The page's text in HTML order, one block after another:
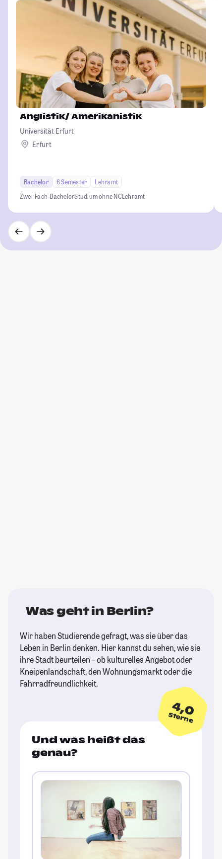
Anglistik/ Amerikanistik
Universität Erfurt
Erfurt
Bachelor 6 Semester
Lehramt
Zwei-Fach-BachelorStudium ohne NCLehramt
Was geht in Berlin?
Wir haben Studierende gefragt, was sie über das
Leben in Berlin denken. Hier kannst du sehen, wie sie
ihre Stadt beurteilen – ob kulturelles Angebot oder
Kneipenlandschaft, den Wohnungsmarkt oder die
Fahrradfreundlichkeit.
4,0
Sterne
Und was heißt das
genau?